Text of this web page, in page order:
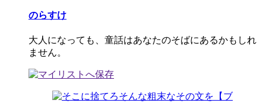
のらすけ
大人になっても、童話はあなたのそばにあるかもしれ
ません。